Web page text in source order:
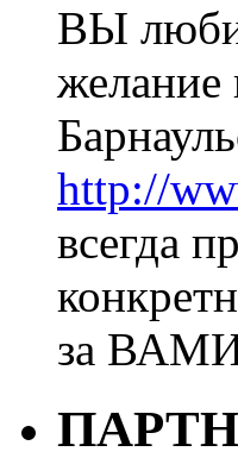
ВЫ
желание
http://
всегда
за